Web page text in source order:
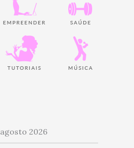
agosto 2026